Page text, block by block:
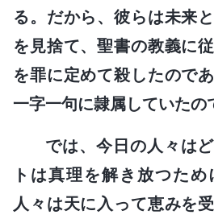
る。だから、彼らは未来
を見捨て、聖書の教義に
を罪に定めて殺したので
一字一句に隷属していたの
では、今日の人々は
トは真理を解き放つため
人々は天に入って恵みを